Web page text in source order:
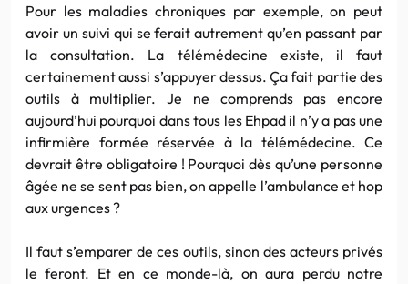
Pour les maladies chroniques par exemple, on peut
avoir un suivi qui se ferait autrement qu’en passant par
la consultation. La télémédecine existe, il faut
certainement aussi s’appuyer dessus. Ça fait partie des
outils à multiplier. Je ne comprends pas encore
aujourd’hui pourquoi dans tous les Ehpad il n’y a pas une
infirmière formée réservée à la télémédecine. Ce
devrait être obligatoire ! Pourquoi dès qu’une personne
âgée ne se sent pas bien, on appelle l’ambulance et hop
aux urgences ?
Il faut s’emparer de ces outils, sinon des acteurs privés
le feront. Et en ce monde-là, on aura perdu notre